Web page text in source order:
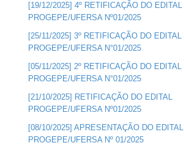
[19/12/2025] 4º RETIFICAÇÃO DO EDITAL
PROGEPE/UFERSA Nº01/2025
[25/11/2025] 3º RETIFICAÇÃO DO EDITAL
PROGEPE/UFERSA N°01/2025
[05/11/2025] 2º RETIFICAÇÃO DO EDITAL
PROGEPE/UFERSA N°01/2025
[21/10/2025] RETIFICAÇÃO DO EDITAL
PROGEPE/UFERSA Nº01/2025
[08/10/2025] APRESENTAÇÃO DO EDITAL
PROGEPE/UFERSA Nº 01/2025